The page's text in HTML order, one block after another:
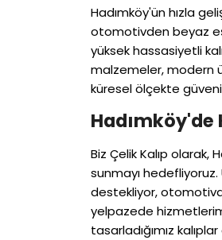
Hadımköy'ün hızla
otomotivden beyaz
yüksek hassasiyetli
malzemeler, modern
küresel ölçekte
Hadımköy'de
Biz Çelik Kalıp olarak,
sunmayı
destekliyor,
yelpazede
tasarladığımız